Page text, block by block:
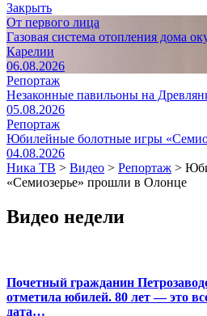
Закрыть
От первого лица
Газовая система отопления дома
Карелии
06.08.2026
Репортаж
Незаконные павильоны на
05.08.2026
Репортаж
Юбилейные болотные игры
04.08.2026
Ника ТВ > Видео > Репортаж >
«Семиозерье» прошли в Олонце
Видео недели
Почетный гражданин
отметила юбилей. 80 лет — это
дата…